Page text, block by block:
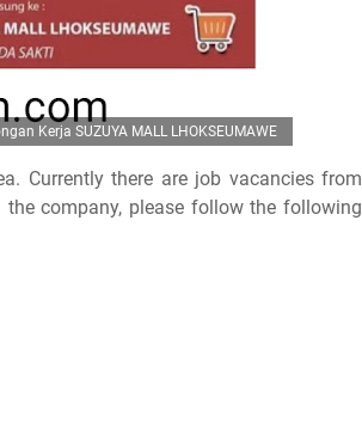
Kerja SUZUYA MALL LHOKSEUMAWE
Currently there are job vacancies from
the company, please follow the following